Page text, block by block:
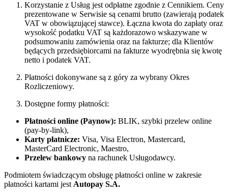
Korzystanie z Usług jest odpłatne zgodnie z Cennikiem. Ceny
prezentowane w Serwisie są cenami brutto (zawierają podatek
VAT w obowiązującej stawce). Łączna kwota do zapłaty oraz
wysokość podatku VAT są każdorazowo wskazywane w
podsumowaniu zamówienia oraz na fakturze; dla Klientów
będących przedsiębiorcami na fakturze wyodrębnia się kwotę
netto i podatek VAT.
Płatności dokonywane są z góry za wybrany Okres
Rozliczeniowy.
Dostępne formy płatności:
Płatności online (Paynow): BLIK, szybki przelew online
(pay-by-link),
Karty płatnicze: Visa, Visa Electron, Mastercard,
MasterCard Electronic, Maestro,
Przelew bankowy na rachunek Usługodawcy.
Podmiotem świadczącym obsługę płatności online w zakresie
płatności kartami jest Autopay S.A.